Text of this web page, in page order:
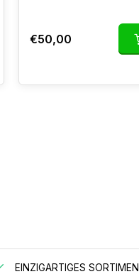
€50,00
EINZIGARTIGES